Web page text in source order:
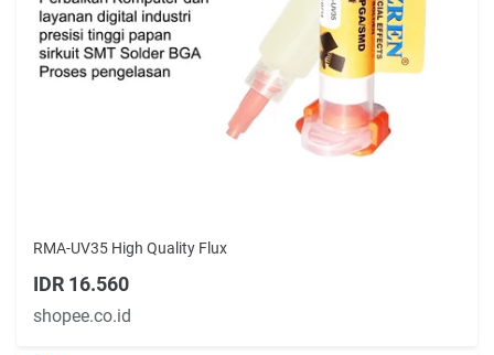
RMA-UV35 High Quality Flux
IDR 16.560
shopee.co.id